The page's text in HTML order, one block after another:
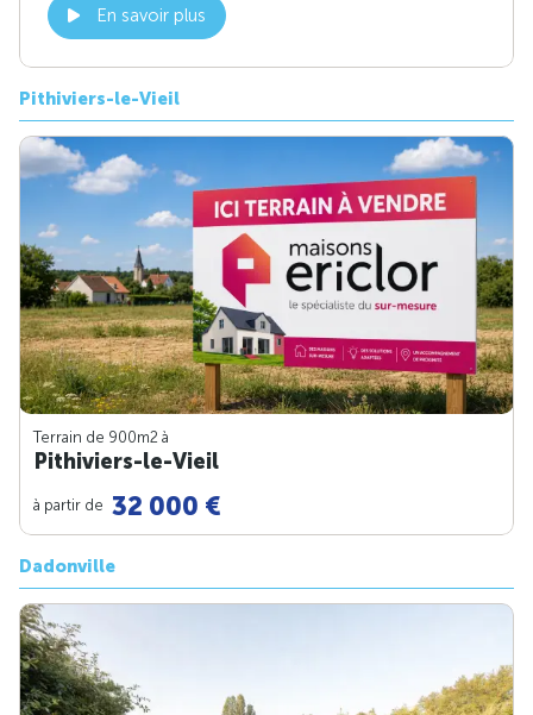
En savoir plus
Pithiviers-le-Vieil
Terrain de 900m2 à
Pithiviers-le-Vieil
à partir de 32 000 €
Dadonville